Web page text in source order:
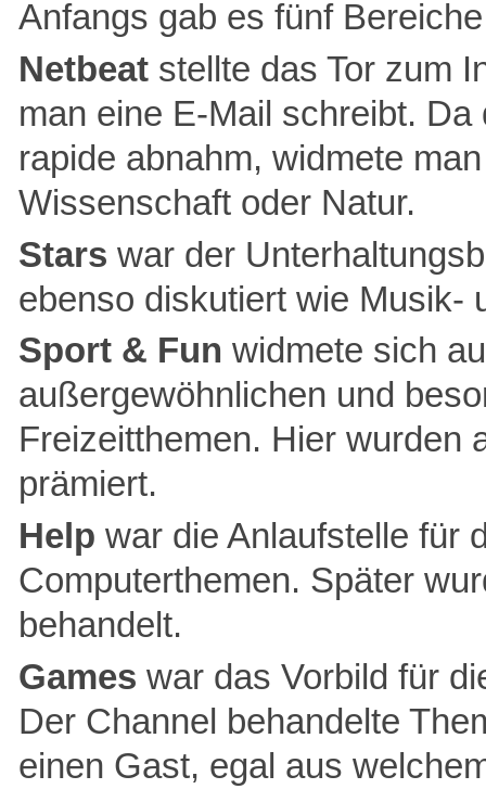
Anfangs gab es fünf
Netbeat stellte das Tor zum
man eine E-Mail schreibt.
rapide abnahm, widmete
Wissenschaft oder Natur.
Stars war der
ebenso diskutiert wie Musik-
Sport & Fun widmete sich
außergewöhnlichen und
Freizeitthemen. Hier wurden
prämiert.
Help war die Anlaufstelle für
Computerthemen. Später
behandelt.
Games war das Vorbild für
Der Channel behandelte
einen Gast, egal aus